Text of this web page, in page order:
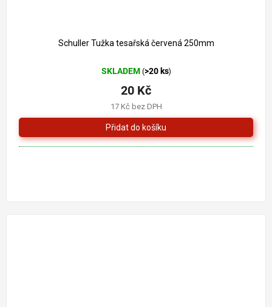
Schuller Tužka tesařská červená 250mm
SKLADEM (>20 ks)
17 Kč bez DPH
20 Kč